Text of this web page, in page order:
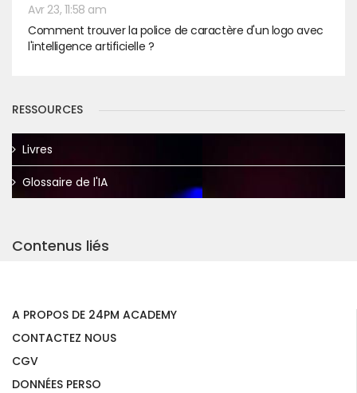
Avr 23, 11:58 am
Comment trouver la police de caractère d'un logo avec
l'intelligence artificielle ?
RESSOURCES
Livres
Glossaire de l'IA
Contenus liés
A PROPOS DE 24PM ACADEMY
CONTACTEZ NOUS
CGV
DONNÉES PERSO